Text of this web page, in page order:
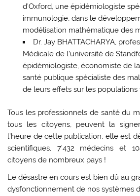
d’Oxford, une épidémiologiste
immunologie, dans le
modélisation mathématique des
Dr. Jay BHATTACHARYA,
Médicale de l’université de
épidémiologiste, économiste de
santé publique spécialiste des
de leurs effets sur les populations
Tous les professionnels de santé du
tous les citoyens, peuvent la signer
l’heure de cette publication, elle est
scientifiques, 7’432 médecins et
citoyens de nombreux pays !
Le désastre en cours est bien dû au
dysfonctionnement de nos systèmes